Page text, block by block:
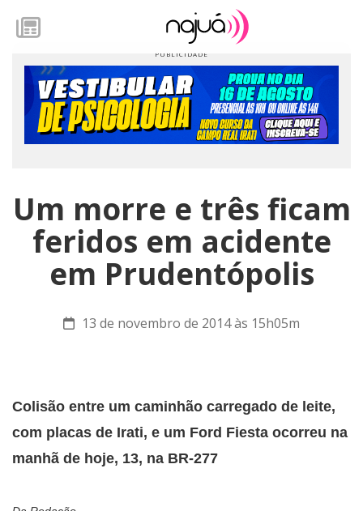
Um morre e três ficam
feridos em acidente
em Prudentópolis
13 de novembro de 2014 às 15h05m
Colisão entre um caminhão carregado de leite,
com placas de Irati, e um Ford Fiesta ocorreu na
manhã de hoje, 13, na BR-277